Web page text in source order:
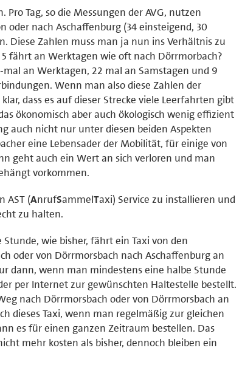
Tag, so die Messungen der AVG, nutzen
oder nach Aschaffenburg (34 einsteigend, 30
Diese Zahlen muss man ja nun ins Verhältnis zu
fährt an Werktagen wie oft nach Dörrmorbach?
mal an Werktagen, 22 mal an Samstagen und 9
Wenn man also diese Zahlen der
dass es auf dieser Strecke viele Leerfahrten gibt
ökonomisch aber auch ökologisch wenig effizient
auch nicht nur unter diesen beiden Aspekten
eine Lebensader der Mobilität, für einige von
geht auch ein Wert an sich verloren und man
vorkommen.
AST (AnrufSammelTaxi) Service zu installieren und
zu halten.
wie bisher, fährt ein Taxi von den
oder von Dörrmorsbach nach Aschaffenburg an
dann, wenn man mindestens eine halbe Stunde
per Internet zur gewünschten Haltestelle bestellt.
nach Dörrmorsbach oder von Dörrmorsbach an
dieses Taxi, wenn man regelmäßig zur gleichen
es für einen ganzen Zeitraum bestellen. Das
mehr kosten als bisher, dennoch bleiben ein